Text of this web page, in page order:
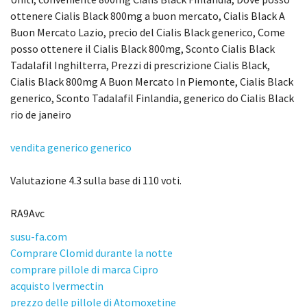
ottenere Cialis Black 800mg a buon mercato, Cialis Black A
Buon Mercato Lazio, precio del Cialis Black generico, Come
posso ottenere il Cialis Black 800mg, Sconto Cialis Black
Tadalafil Inghilterra, Prezzi di prescrizione Cialis Black,
Cialis Black 800mg A Buon Mercato In Piemonte, Cialis Black
generico, Sconto Tadalafil Finlandia, generico do Cialis Black
rio de janeiro
vendita generico generico
Valutazione 4.3 sulla base di 110 voti.
RA9Avc
susu-fa.com
Comprare Clomid durante la notte
comprare pillole di marca Cipro
acquisto Ivermectin
prezzo delle pillole di Atomoxetine